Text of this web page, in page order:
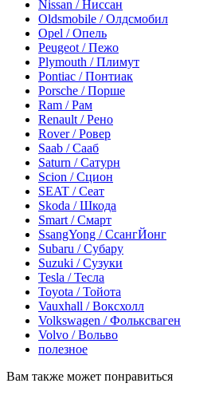
Nissan / Ниссан
Oldsmobile / Олдсмобил
Opel / Опель
Peugeot / Пежо
Plymouth / Плимут
Pontiac / Понтиак
Porsche / Порше
Ram / Рам
Renault / Рено
Rover / Ровер
Saab / Сааб
Saturn / Сатурн
Scion / Сцион
SEAT / Сеат
Skoda / Шкода
Smart / Смарт
SsangYong / СсангЙонг
Subaru / Субару
Suzuki / Сузуки
Tesla / Тесла
Toyota / Тойота
Vauxhall / Воксхолл
Volkswagen / Фольксваген
Volvo / Вольво
полезное
Вам также может понравиться